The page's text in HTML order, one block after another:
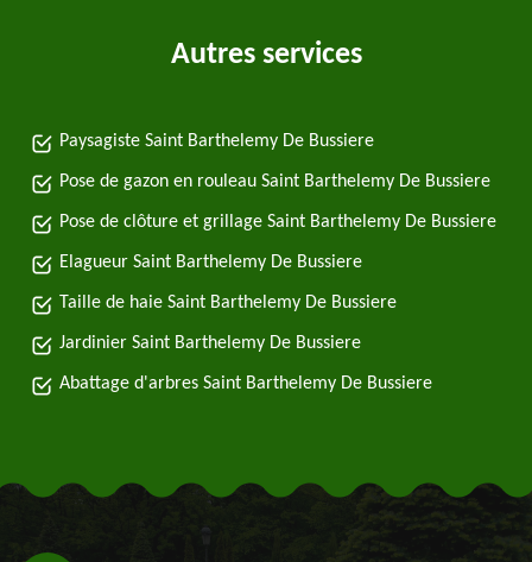
Autres services
Paysagiste Saint Barthelemy De Bussiere
Pose de gazon en rouleau Saint Barthelemy De Bussiere
Pose de clôture et grillage Saint Barthelemy De Bussiere
Elagueur Saint Barthelemy De Bussiere
Taille de haie Saint Barthelemy De Bussiere
Jardinier Saint Barthelemy De Bussiere
Abattage d'arbres Saint Barthelemy De Bussiere